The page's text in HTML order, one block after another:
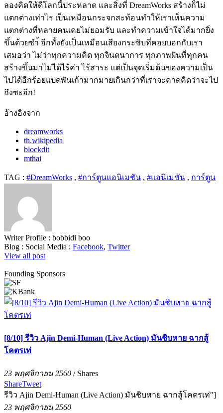
ลองคิดให้ดีโลกนี้ประหลาด และสิ่งที่ DreamWorks สร้างก็ไม่
แตกต่างเท่าไร เป็นเหมือนกระจกสะท้อนทำให้เราเห็นความ
แตกต่างที่หลายคนเคยไม่ยอมรับ และทำความเข้าใจได้มากยิ่ง
ขึ้นด้วยซำ้ อีกทั้งยังเป็นเหมือนเสียงกระซิบที่คอยบอกกับเรา
เสมอว่า ไม่ว่าทุกความคิด ทุกจินตนาการ ทุกภาพฝันที่ทุกคน
สร้างขึ้นมาไม่ได้ไร้ค่า ไร้สาระ แต่เป็นจุดเริ่มต้นของความเป็น
ไปได้อีกร้อยแปดพันเก้ามากมายเกินกว่าที่เราจะคาดคิดว่าจะไป
ถึงซะอีก!
อ้างอิงจาก
dreamworks
th.wikipedia
blockdit
mthai
TAG : #DreamWorks , #การ์ตูนแอนิเมชัน , #แอนิเมชัน , การ์ตูน
Writer Profile : bobbidi boo
Blog : Social Media : Facebook, Twitter
View all post
Founding Sponsors
[8/10] รีวิว Ajin Demi-Human (Live Action) มันชิบหาย ฉากสู้
โคตรเท่
23 พฤศจิกายน 2560 / Shares
ShareTweet
รีวิว Ajin Demi-Human (Live Action) มันชิบหาย ฉากสู้โคตรเท่"]
23 พฤศจิกายน 2560